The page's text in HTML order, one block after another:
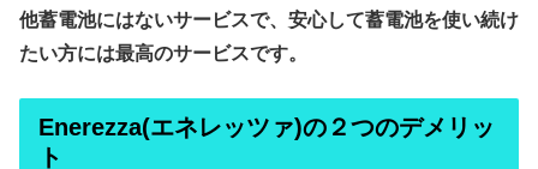
他蓄電池にはないサービスで、安心して蓄電池を使い続け
たい方には最高のサービスです。
Enerezza(エネレッツァ)の２つのデメリッ
ト